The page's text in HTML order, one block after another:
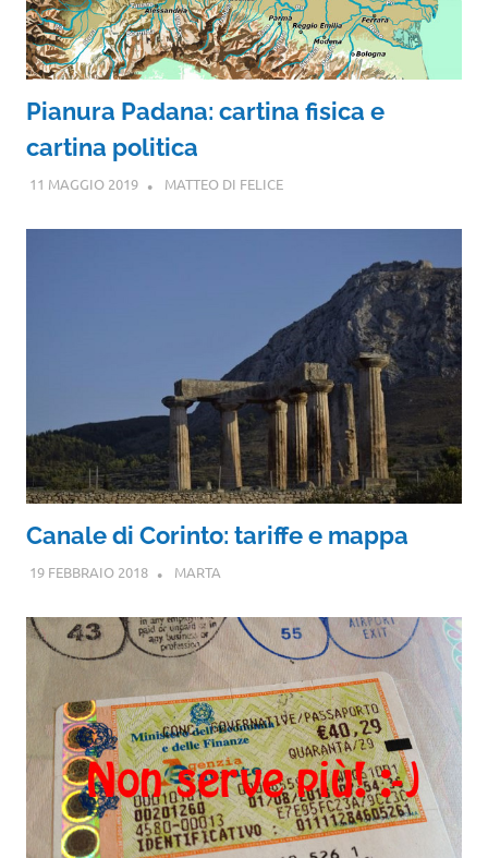
Pianura Padana: cartina fisica e
cartina politica
11 MAGGIO 2019 MATTEO DI FELICE
Canale di Corinto: tariffe e mappa
19 FEBBRAIO 2018 MARTA